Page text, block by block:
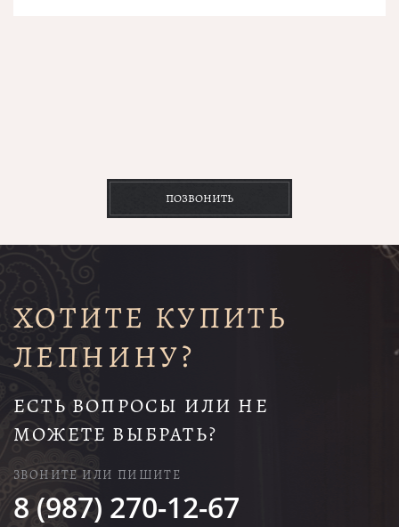
ПОЗВОНИТЬ
ХОТИТЕ КУПИТЬ
ЛЕПНИНУ?
ЕСТЬ ВОПРОСЫ ИЛИ НЕ
МОЖЕТЕ ВЫБРАТЬ?
ЗВОНИТЕ ИЛИ ПИШИТЕ
8 (987) 270-12-67